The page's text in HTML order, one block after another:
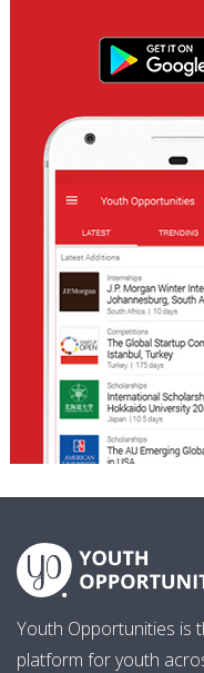
Youth Opportunities is
platform for youth